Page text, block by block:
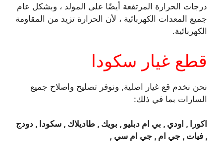
درجات الحرارة المرتفعة أيضًا على المولد ، وبشكل عام
جميع المعدات الكهربائية ، لأن الحرارة تزيد من المقاومة
الكهربائية.
قطع غيار سكودا
نحن نخدم قع غيار اصلية, ونوفر تصليح واصلاح جميع
السارات بما في ذلك:
اكورا , اودي , بي ام دبليو , بويك , طاديلاك , سكودا , دودج
, فيات , جي ام , جي ام سي ,